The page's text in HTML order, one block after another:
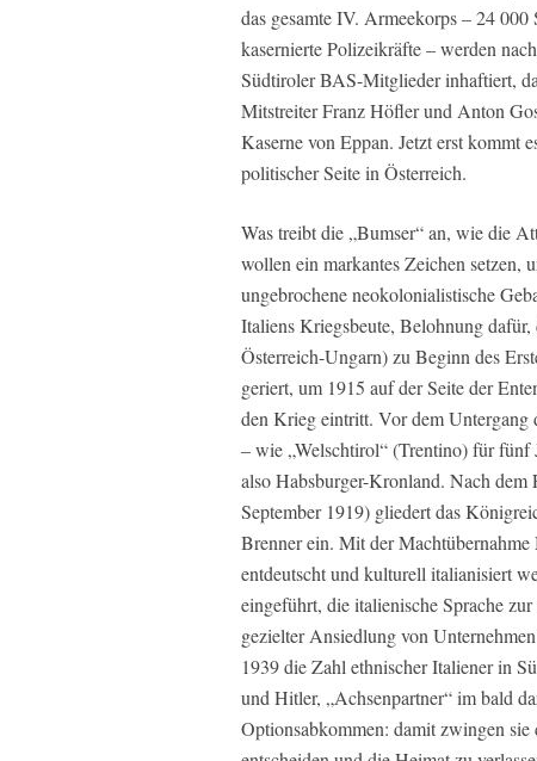
das gesamte IV. Armeekorps – 24
kasernierte Polizeikräfte – werden
Südtiroler BAS-Mitglieder inhaftiert,
Mitstreiter Franz Höfler und Anton
Kaserne von Eppan. Jetzt erst kommt
politischer Seite in Österreich.
Was treibt die „Bumser“ an, wie die
wollen ein markantes Zeichen
ungebrochene neokolonialistische
Italiens Kriegsbeute, Belohnung
Österreich-Ungarn) zu Beginn des
geriert, um 1915 auf der Seite der
den Krieg eintritt. Vor dem Untergang
– wie „Welschtirol“ (Trentino) für fünf
also Habsburger-Kronland. Nach
September 1919) gliedert das
Brenner ein. Mit der
entdeutscht und kulturell italianisiert
eingeführt, die italienische Sprache
gezielter Ansiedlung von
1939 die Zahl ethnischer Italiener in
und Hitler, „Achsenpartner“ im bald
Optionsabkommen: damit zwingen